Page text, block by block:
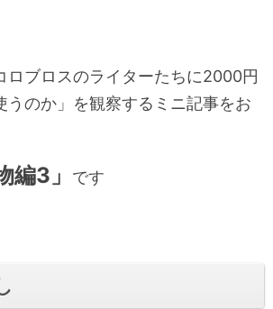
ロブロスのライターたちに2000円
うのか」を観察するミニ記事をお
編3 」 です